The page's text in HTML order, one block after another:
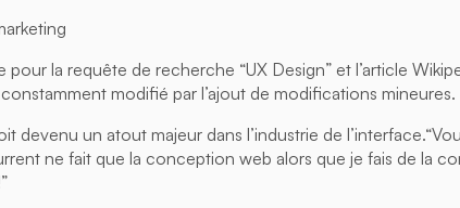
la requête de recherche “UX Design” et l’article
modifié par l’ajout de modifications mineures.
devenu un atout majeur dans l’industrie de
ne fait que la conception web alors que je fais de la